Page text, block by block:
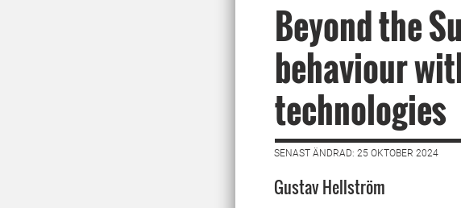
Beyond the
behaviour
technologies
SENAST ÄNDRAD: 25 OKTOBER 2024
Gustav Hellström